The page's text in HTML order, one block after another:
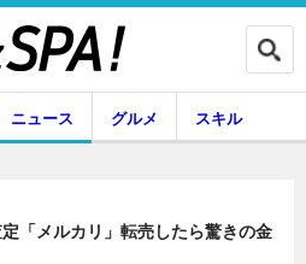
ニュース グルメ スキル
「メルカリ」転売したら驚きの金